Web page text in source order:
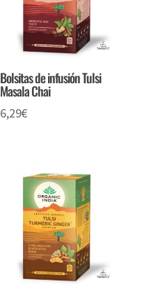
Bolsitas de infusión Tulsi
Masala Chai
6,29€